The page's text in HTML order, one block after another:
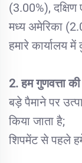
(3.00%), दक्षिण
मध्य अमेरिका
हमारे कार्यालय
2. हम गुणवत्ता
बड़े पैमाने पर
किया जाता है;
शिपमेंट से पहले